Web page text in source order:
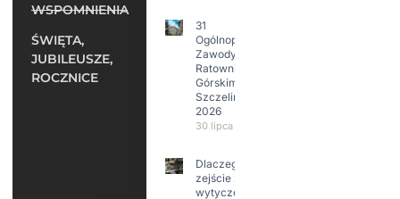
WSPOMNIENIA
ŚWIĘTA,
JUBILEUSZE,
ROCZNICE
31
Ogólnopolskie
Zawody w
Ratownictwie
Górskim –
Szczeliniec
2026
30 lipca 2026
Dlaczego
zejście z
wytyczonego